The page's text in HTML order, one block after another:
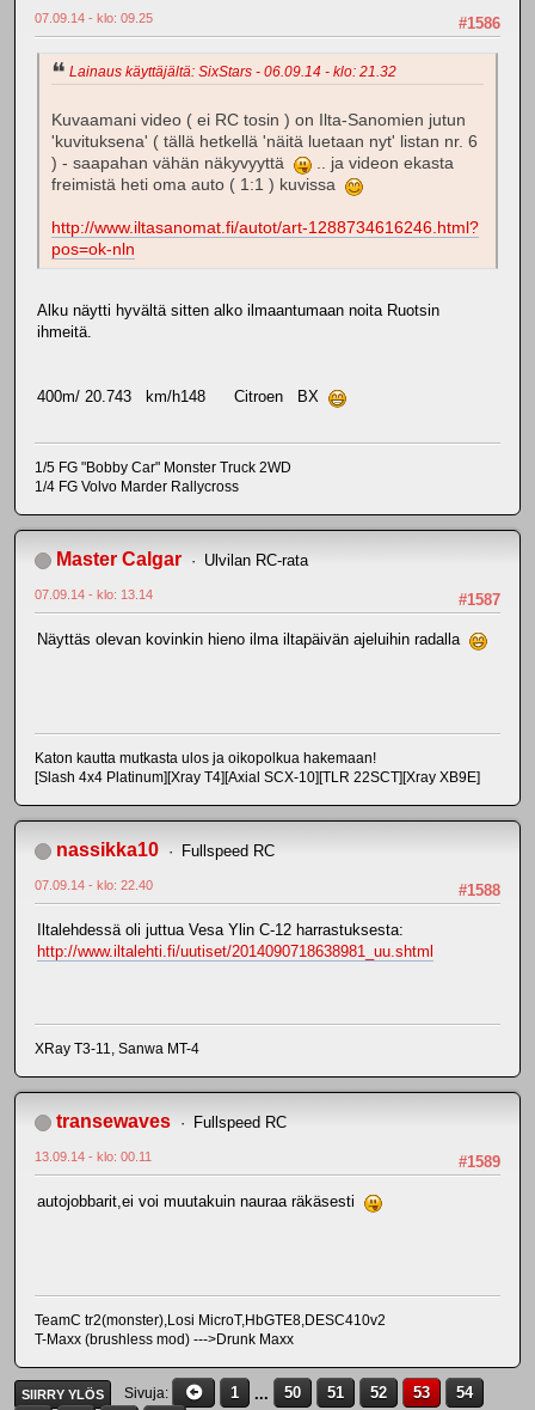
#1586
07.09.14 - klo: 09.25
Lainaus käyttäjältä: SixStars - 06.09.14 - klo: 21.32
Kuvaamani video ( ei RC tosin ) on Ilta-Sanomien jutun
'kuvituksena' ( tällä hetkellä 'näitä luetaan nyt' listan nr. 6
) - saapahan vähän näkyvyyttä
.. ja videon ekasta
freimistä heti oma auto ( 1:1 ) kuvissa
http://www.iltasanomat.fi/autot/art-1288734616246.html?
pos=ok-nln
Alku näytti hyvältä sitten alko ilmaantumaan noita Ruotsin
ihmeitä.
400m/ 20.743 km/h148 Citroen BX
1/5 FG "Bobby Car" Monster Truck 2WD
1/4 FG Volvo Marder Rallycross
Master Calgar Ulvilan RC-rata
#1587
07.09.14 - klo: 13.14
Näyttäs olevan kovinkin hieno ilma iltapäivän ajeluihin radalla
Katon kautta mutkasta ulos ja oikopolkua hakemaan!
[Slash 4x4 Platinum][Xray T4][Axial SCX-10][TLR 22SCT][Xray XB9E]
nassikka10 Fullspeed RC
#1588
07.09.14 - klo: 22.40
Iltalehdessä oli juttua Vesa Ylin C-12 harrastuksesta:
http://www.iltalehti.fi/uutiset/2014090718638981_uu.shtml
XRay T3-11, Sanwa MT-4
transewaves Fullspeed RC
#1589
13.09.14 - klo: 00.11
autojobbarit,ei voi muutakuin nauraa räkäsesti
TeamC tr2(monster),Losi MicroT,HbGTE8,DESC410v2
T-Maxx (brushless mod) --->Drunk Maxx
SIIRRY YLÖS Sivuja 1 ... 50 51 52 53 54